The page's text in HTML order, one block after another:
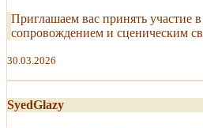
Приглашаем вас принять участие
сопровождением и сценическим
30.03.2026
SyedGlazy